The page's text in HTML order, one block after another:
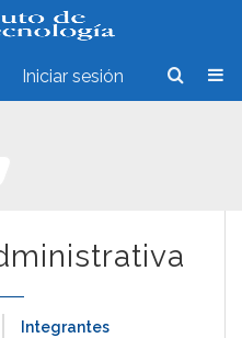
Iniciar sesión
Integrantes